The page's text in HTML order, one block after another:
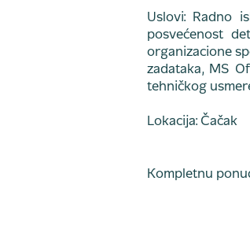
Uslovi: Radno
posvećenost
organizacione
zadataka, MS
tehničkog
Lokacija: Čačak
Kompletnu